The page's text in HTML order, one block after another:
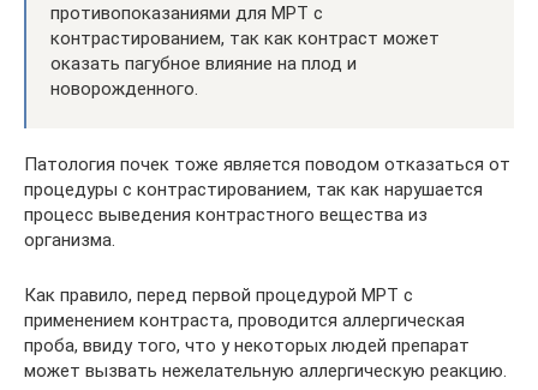
противопоказаниями для МРТ с
контрастированием, так как контраст может
оказать пагубное влияние на плод и
новорожденного.
Патология почек тоже является поводом отказаться от
процедуры с контрастированием, так как нарушается
процесс выведения контрастного вещества из
организма.
Как правило, перед первой процедурой МРТ с
применением контраста, проводится аллергическая
проба, ввиду того, что у некоторых людей препарат
может вызвать нежелательную аллергическую реакцию.